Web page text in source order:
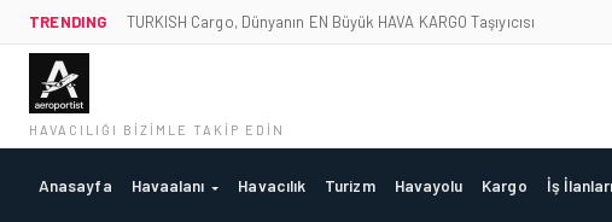
TRENDING TURKISH Cargo, Dünyanın EN Büyük HAVA KARGO Taşıyıcısı
HAVACILIĞI BIZIMLE TAKIP EDIN
Anasayfa Havaalanı Havacılık Turizm Havayolu Kargo İş İlanları